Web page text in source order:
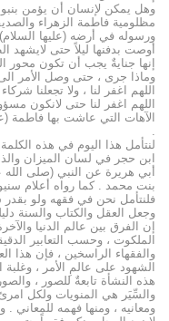
وهل يمكن لإنسان أن يؤمن
مظلومية فاطمة الزهراء
ورسوله في أرضه (عليها
أوصت بدفنها ليلاً حتى لايشهد
إنها جنايةٌ يجب أن تكون محور
وماذا جرى ، حتى وصل الأمر
اللهم اغفر لنا ، ولا تجعلنا
اللهم اغفر لنا حتى لانكون
الآهات التي عاشت بها فاطمة
.
لنتأمل هذا اليوم في هذه
ابن حجر في لسان الميزان
أبي هريرة عن النبي (صلى
بنت محمد . كما رواه أعلام
فلنتأمل نحن في فقهه ولو
وجعل العقل والكتاب والسنة
إن الفرق بين عالم الدنيا
الملكوت ، وحسب التعابير
والفقهاء الراسخين ، فإن هذا
الشهود على عالمِ الأمر ،
هذه النشأة تابعةٌ للصور ،
والسِّيَر هي المنويات ولكل
ومعانيه ، ومنها فهمه